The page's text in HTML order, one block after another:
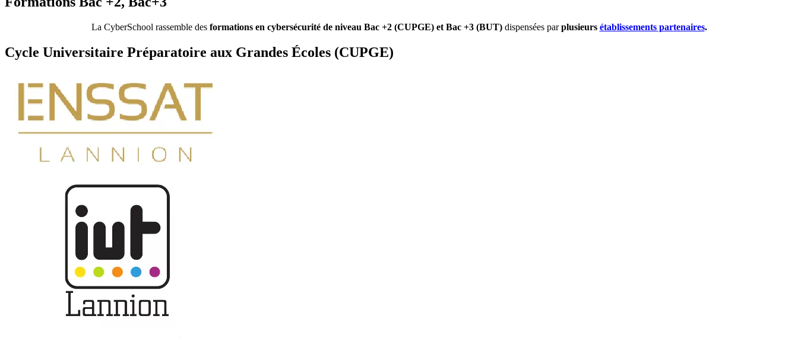
La CyberSchool rassemble des formations en cybersécurité de niveau Bac +2 (CUPGE) et Bac +3 (BUT) dispensées parplusieurs établissements partenaires.
Cycle Universitaire Préparatoire aux Grandes Écoles (CUPGE)